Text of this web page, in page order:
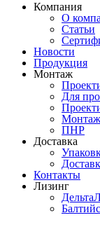
Компания
О
Статьи
Новости
Продукция
Монтаж
Для
Монтаж
ПНР
Доставка
Контакты
Лизинг